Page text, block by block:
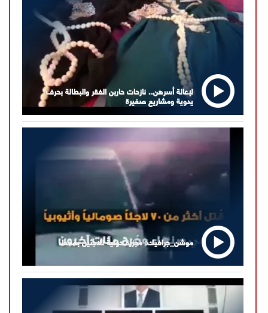
لإعالة أسرهن.. نازحات حاربن الفقر والبطالة بحرف
يدوية ومشاريع صغيرة
موشن_جرافيك: مجزرة حوثية للاجئين بصنعاء